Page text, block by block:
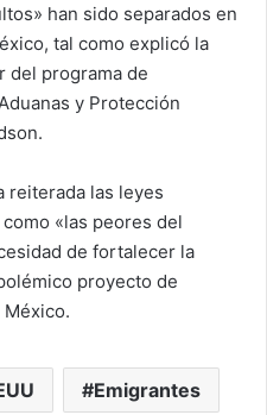
han sido separados en
tal como explicó la
del programa de
y Protección
reiterada las leyes
«las peores del
de fortalecer la
proyecto de
Emigrantes